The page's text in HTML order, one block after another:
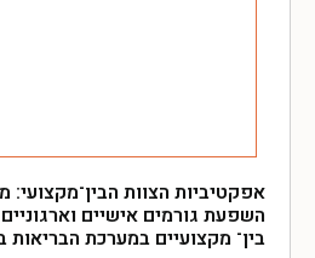
אפקטיביות הצוות הבין־מקצועי:
השפעת גורמים אישיים
בין־ מקצועיים במערכת הבריאות